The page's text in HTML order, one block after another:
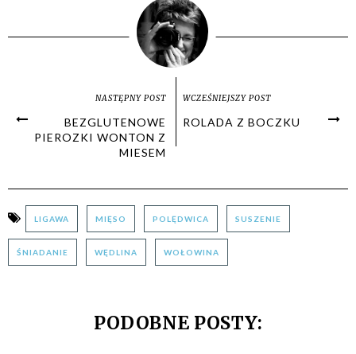
NASTĘPNY POST
BEZGLUTENOWE
PIEROZKI WONTON Z
MIESEM
WCZEŚNIEJSZY POST
ROLADA Z BOCZKU
LIGAWA MIĘSO POLĘDWICA SUSZENIE
ŚNIADANIE WĘDLINA WOŁOWINA
PODOBNE POSTY: